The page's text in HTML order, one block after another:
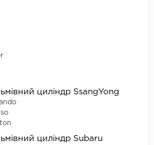
циліндр SsangYong
циліндр Subaru